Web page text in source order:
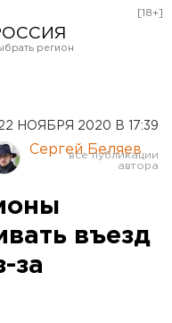
Курган
[18+]
НОЯБРЯ 2020 В 17:39
Сергей Беляев
въезд
за